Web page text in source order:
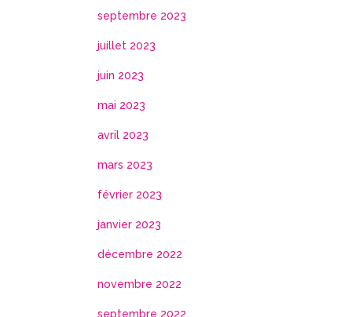
septembre 2023
juillet 2023
juin 2023
mai 2023
avril 2023
mars 2023
février 2023
janvier 2023
décembre 2022
novembre 2022
septembre 2022